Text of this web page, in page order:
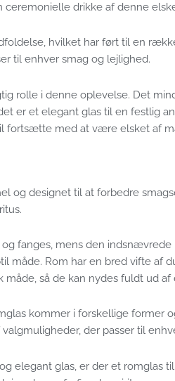
drikke af denne
hvilket har ført til en
til enhver smag og lejlighed.
rolle i denne oplevelse. Det
er et elegant glas til en festlig
fortsætte med at være elsket af
og designet til at forbedre
fanges, mens den
Rom har en bred vifte af
så de kan nydes fuldt ud af
kommer i forskellige former
der passer til
elegant glas, er der et romglas